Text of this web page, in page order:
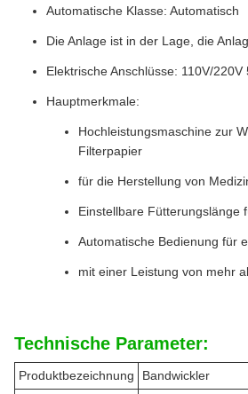
Automatische Klasse: Automatisch
Die Anlage ist in der Lage, die
Elektrische Anschlüsse: 110V/220V
Hauptmerkmale:
Hochleistungsmaschine zur
Filterpapier
für die Herstellung von
Einstellbare Fütterungslänge
Automatische Bedienung für
mit einer Leistung von mehr
Technische Parameter:
Produktbezeichnung
Bandwickler